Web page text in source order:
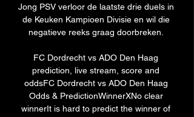
Jong PSV verloor de laatste drie duels in
de Keuken Kampioen Divisie en wil die
negatieve reeks graag doorbreken.
FC Dordrecht vs ADO Den Haag
prediction, live stream, score and
oddsFC Dordrecht vs ADO Den Haag
Odds & PredictionWinnerXNo clear
winnerIt is hard to predict the winner of